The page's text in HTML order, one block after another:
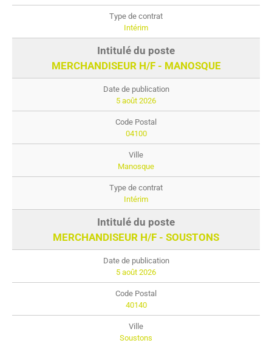
Intérim
MERCHANDISEUR H/F - MANOSQUE
5 août 2026
04100
Manosque
Intérim
MERCHANDISEUR H/F - SOUSTONS
5 août 2026
40140
Soustons